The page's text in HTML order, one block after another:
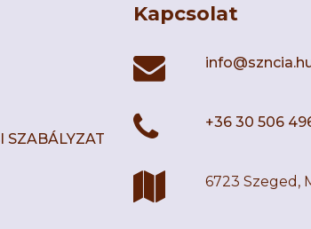
SZABÁLYZAT
Kapcsolat
+36 30 506
6723 Szeged,